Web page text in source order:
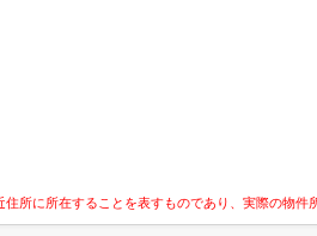
所に所在することを表すものであり、実際の物件